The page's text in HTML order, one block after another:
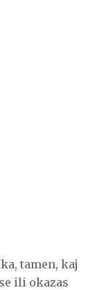
tamen, kaj
ili okazas